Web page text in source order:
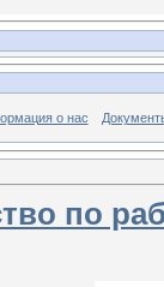
о нас
по